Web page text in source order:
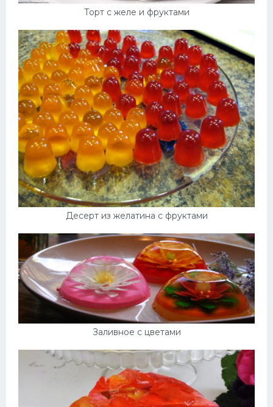
Торт с желе и фруктами
Десерт из желатина с фруктами
Заливное с цветами